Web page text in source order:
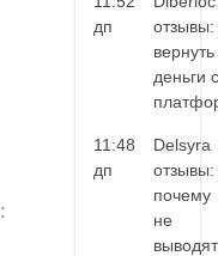
:
дп
отзывы:
вернуть
деньги с
11:48
дп
Delsyra
отзывы:
почему
не
выводят